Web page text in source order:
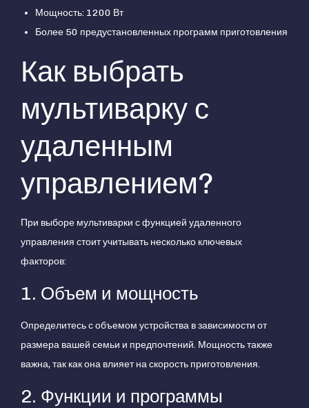
Мощность: 1200 Вт
Более 50 предустановленных программ приготовления
Как выбрать
мультиварку с
удаленным
управлением?
При выборе мультиварки с функцией удаленного
управления стоит учитывать несколько ключевых
факторов:
1. Объем и мощность
Определитесь с объемом устройства в зависимости от
размера вашей семьи и предпочтений. Мощность также
важна, так как она влияет на скорость приготовления.
2. Функции и программы